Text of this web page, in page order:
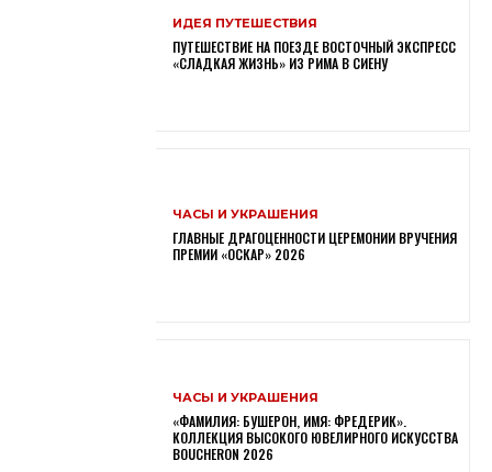
ИДЕЯ ПУТЕШЕСТВИЯ
ПУТЕШЕСТВИЕ НА ПОЕЗДЕ ВОСТОЧНЫЙ ЭКСПРЕСС
«СЛАДКАЯ ЖИЗНЬ» ИЗ РИМА В СИЕНУ
ЧАСЫ И УКРАШЕНИЯ
ГЛАВНЫЕ ДРАГОЦЕННОСТИ ЦЕРЕМОНИИ ВРУЧЕНИЯ
ПРЕМИИ «ОСКАР» 2026
ЧАСЫ И УКРАШЕНИЯ
«ФАМИЛИЯ: БУШЕРОН, ИМЯ: ФРЕДЕРИК».
КОЛЛЕКЦИЯ ВЫСОКОГО ЮВЕЛИРНОГО ИСКУССТВА
BOUCHERON 2026